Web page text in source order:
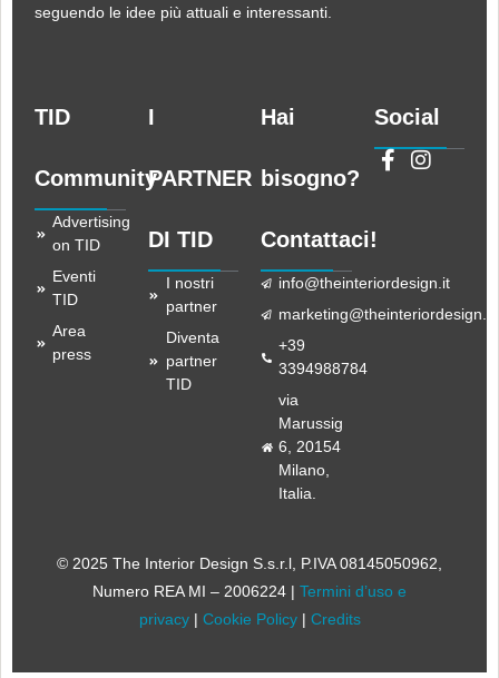
seguendo le idee più attuali e interessanti.
TID
Community
Advertising
on TID
Eventi
TID
Area
press
I
PARTNER
DI TID
I nostri
partner
Diventa
partner
TID
Hai
bisogno?
Contattaci!
info@theinteriordesign.it
marketing@theinteriordesign.it
+39
3394988784
via
Marussig
6, 20154
Milano,
Italia.
Social
© 2025 The Interior Design S.s.r.l, P.IVA 08145050962,
Numero REA MI – 2006224 | Termini d’uso e
privacy| Cookie Policy| Credits